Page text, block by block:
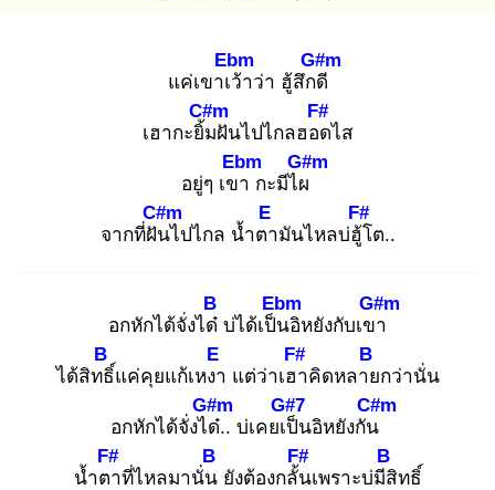
แค่เขาเว้
Ebm
าว่า ฮู้สึกดี
G#m
เฮากะยิ้ม
C#m
ฝันไปไกลฮอด
F#
ไส
อยู่ๆ เขา
Ebm
กะมีไผ
G#m
จากที่ฝัน
C#m
ไปไกล น้ำตา
E
มันไหลบ่ฮู้โ
F#
ต..
อกหักได้จั่งได๋
B
บ่ได้เป็น
Ebm
อิหยังกับเขา
G#m
ได้สิทธิ์
B
แค่คุยแก้เหงา
E
แต่ว่าเฮา
F#
คิดหลาย
B
กว่านั่น
อกหักได้จั่งได๋
G#m
.. บ่เคยเป็
G#7
นอิหยังกัน
C#m
น้ำตา
F#
ที่ไหลมานั่น
B
ยังต้องกลั้น
F#
เพราะบ่มีสิ
B
ทธิ์